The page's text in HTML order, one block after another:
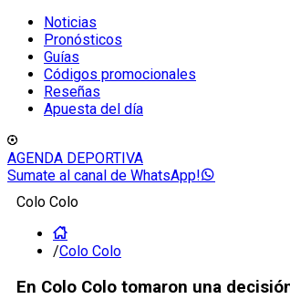
Noticias
Pronósticos
Guías
Códigos promocionales
Reseñas
Apuesta del día
AGENDA DEPORTIVA
Sumate al canal de WhatsApp!
Colo Colo
/Colo Colo
En Colo Colo tomaron una